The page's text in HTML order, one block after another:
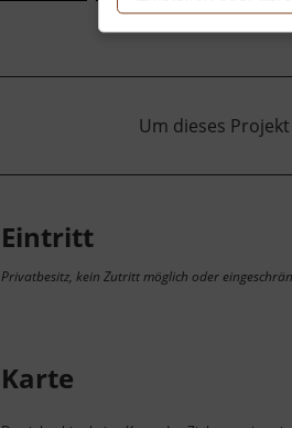
Um dieses
Eintritt
Privatbesitz, kein Zutritt möglich oder
Karte